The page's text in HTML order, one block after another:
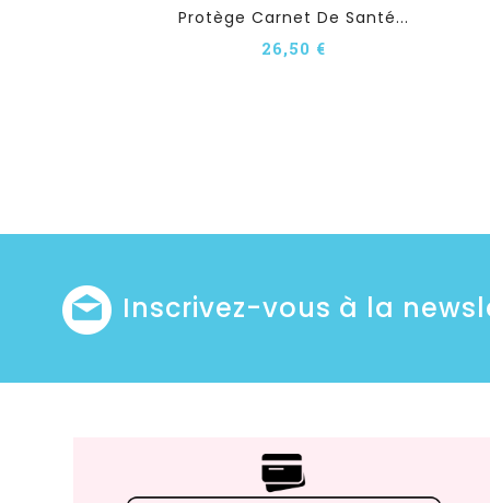
Protège Carnet De Santé...
26,50 €
Inscrivez-vous à la